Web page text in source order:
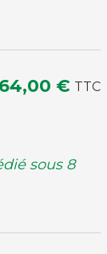
Noire
€ TTC
sous 8